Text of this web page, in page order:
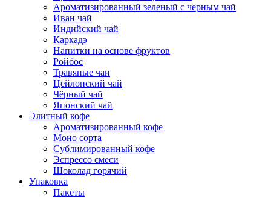
Ароматизированный зеленый с черным чай
Иван чай
Индийский чай
Каркадэ
Напитки на основе фруктов
Ройбос
Травяные чаи
Цейлонский чай
Чёрный чай
Японский чай
Элитный кофе
Ароматизированный кофе
Моно сорта
Сублимированный кофе
Эспрессо смеси
Шоколад горячий
Упаковка
Пакеты